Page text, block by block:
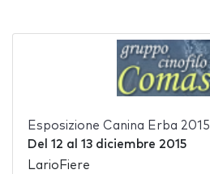
Esposizione Canina Erba 2015
Del 12 al 13 diciembre 2015
LarioFiere